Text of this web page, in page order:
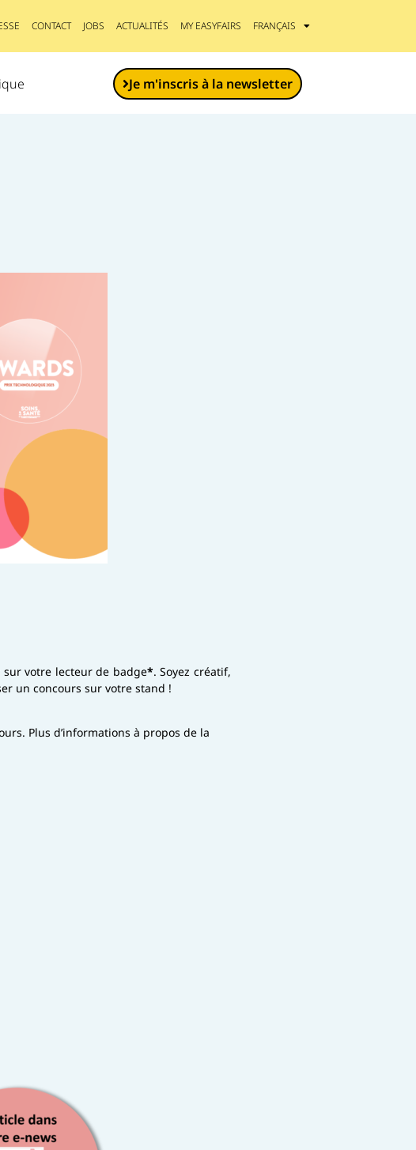
CONTACT JOBS ACTUALITÉS MY EASYFAIRS FRANÇAIS
Je m'inscris à la newsletter
sur votre lecteur de badge*. Soyez créatif,
un concours sur votre stand !
Plus d’informations à propos de la